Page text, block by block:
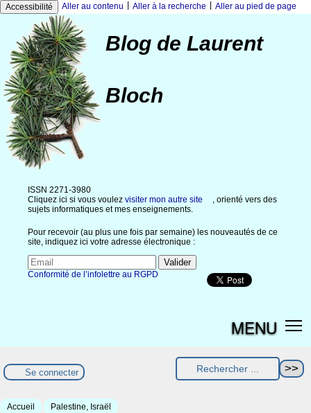
Accessibilité Aller au contenu Aller à la recherche Aller au pied de page
Blog de Laurent
Bloch
ISSN 2271-3980
Cliquez ici si vous voulez visiter mon autre site
, orienté vers des
sujets informatiques et mes enseignements.
Pour recevoir (au plus une fois par semaine) les nouveautés de ce
site, indiquez ici votre adresse électronique :
Conformité de l’infolettre au RGPD
MENU
Se connecter
Accueil Palestine, Israël